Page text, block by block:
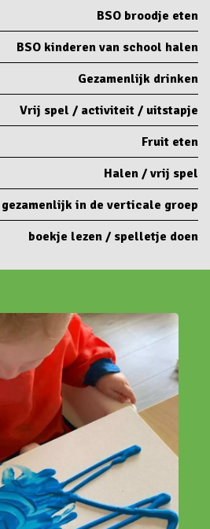
BSO broodje eten
BSO kinderen van school halen
Gezamenlijk drinken
Vrij spel / activiteit / uitstapje
Fruit eten
Halen / vrij spel
gezamenlijk in de verticale groep
boekje lezen / spelletje doen